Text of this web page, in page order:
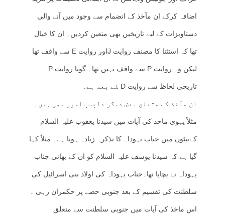
اضافہ کرکے ان مآخذ کے انضمام سے وجود میں آنے والی
دستاویزات کے لیے تاریخیں بھی متعین کردیں۔ ان کا خیال
تھا کہ استثنا کا مصنف روایت Jاور روایت E سے واقف تھا
لیکن وہ روایت P سے واقف نہیں تھا۔ گویا روایت P
تاریخی لحاظ سے روایت D کے بعد ہے۔
ان مآخذ کے متعلق بعض دیگر دلچسپ امور بھی ہیں۔
مثلاً یہوی ماخذ کی آیات میں سیدنا یعقوب علیہ السلام
کےبیٹوں میں جناب یہوداہ کا تذکرہ زیادہ ہوتا ہے۔ مثلاً کہا
گیا ہے کہ سیدنا یوسف علیہ السلام کو ان کے بھائی جناب
یہوداہ نے بچایا تھا۔جناب یہوداہ کی اولاد بنی اسرائیل کی
سلطنت کی تقسیم کے بعد جنوبی حصے پر حکمران رہی ۔
اس ماخذ کی آیات میں جنوبی سلطنت سے متعلق